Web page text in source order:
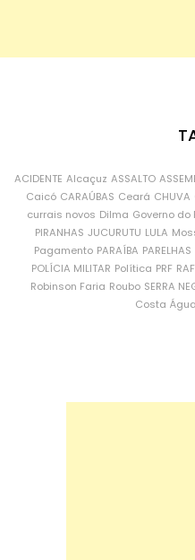
ACIDENTE Alcaçuz ASSALTO
Caicó CARAÚBAS Ceará CHUVA
currais novos Dilma Governo do
PIRANHAS JUCURUTU LULA
Pagamento PARAÍBA PARELHAS
POLÍCIA MILITAR Política PRF
Robinson Faria Roubo SERRA
Costa Água